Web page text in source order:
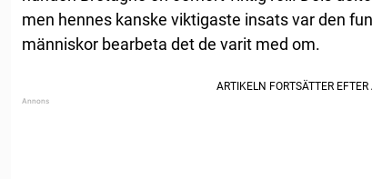
men hennes kanske viktigaste insats var den
människor bearbeta det de varit med om.